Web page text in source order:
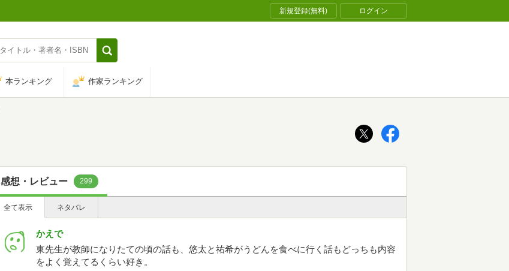
新規登録(無料) ログイン
本ランキング 作家ランキング
感想・レビュー 299
全て表示 ネタバレ
かえで
東先生が教師になりたての頃の話も、悠太と祐希がうどんを食べに行く話もどっちも内容
をよく覚えてるくらい好き。